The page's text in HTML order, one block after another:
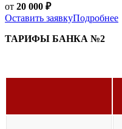
от 20 000 ₽
Оставить заявкуПодробнее
ТАРИФЫ БАНКА №2